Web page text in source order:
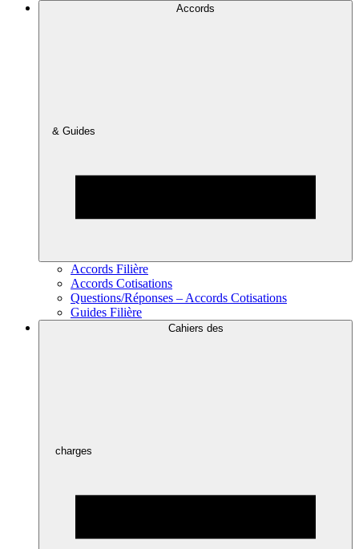
Accords
& Guides
Accords Filière
Accords Cotisations
Questions/Réponses – Accords Cotisations
Guides Filière
Cahiers des
charges